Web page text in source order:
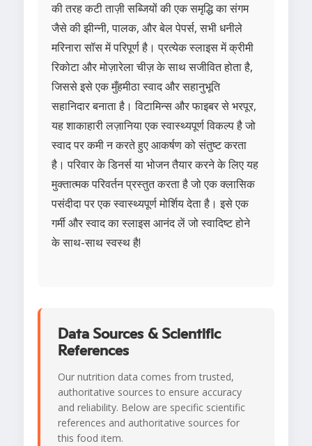
की तरह कटी ताज़ी सब्जियों की एक समृद्धि का संगम
जैसे की झीन्नी, पालक, और बेल पेपर्स, सभी धनीले
मरिनारा सॉस में परिपूर्ण है। प्रत्येक स्लाइस में क्रीमी
रिकोटा और मोज़ारेला चीज़ के साथ सजीवित होता है,
जिससे इसे एक मुँहमीठा स्वाद और सहानुभूति
सहानिदार बनाता है। विटामिन्स और फाइबर से भरपूर,
यह शाकाहारी लज़ानिया एक स्वास्थ्यपूर्ण विकल्प है जो
स्वाद पर कमी न करते हुए आकर्षण को संतुष्ट करता
है। परिवार के डिनर्स या भोजन तैयार करने के लिए यह
मुक्तात्मक परिवर्तन प्रस्तुत करता है जो एक क्लासिक
पसंदीदा पर एक स्वास्थ्यपूर्ण मोर्शिय देता है। इसे एक
गर्मी और स्वाद का स्लाइस आनंद लें जो स्वादिष्ट होने
के साथ-साथ स्वस्थ है!
Data Sources & Scientific
References
Our nutrition data comes from trusted,
authoritative sources to ensure accuracy
and reliability. Below are specific scientific
references and authoritative sources for
this food item.